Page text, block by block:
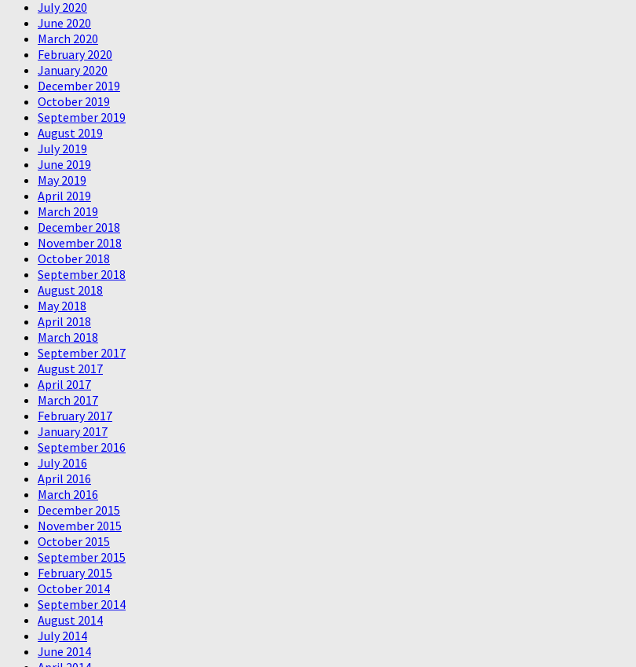
July 2020
June 2020
March 2020
February 2020
January 2020
December 2019
October 2019
September 2019
August 2019
July 2019
June 2019
May 2019
April 2019
March 2019
December 2018
November 2018
October 2018
September 2018
August 2018
May 2018
April 2018
March 2018
September 2017
August 2017
April 2017
March 2017
February 2017
January 2017
September 2016
July 2016
April 2016
March 2016
December 2015
November 2015
October 2015
September 2015
February 2015
October 2014
September 2014
August 2014
July 2014
June 2014